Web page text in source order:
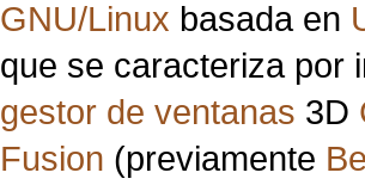
GNU/Linux basada en
que se caracteriza por
gestor de ventanas 3D
Fusion (previamente